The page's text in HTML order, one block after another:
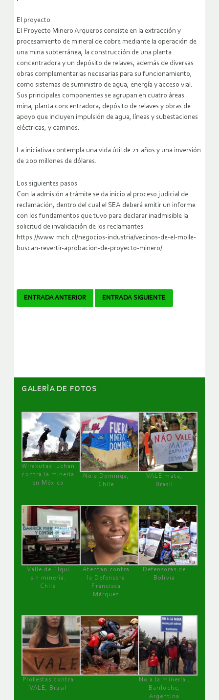
El proyecto
El Proyecto Minero Arqueros consiste en la extracción y
procesamiento de mineral de cobre mediante la operación de
una mina subterránea, la construcción de una planta
concentradora y un depósito de relaves, además de diversas
obras complementarias necesarias para su funcionamiento,
como sistemas de suministro de agua, energía y acceso vial.
Sus principales componentes se agrupan en cuatro áreas:
mina, planta concentradora, depósito de relaves y obras de
apoyo que incluyen impulsión de agua, líneas y subestaciones
eléctricas, y caminos.
La iniciativa contempla una vida útil de 21 años y una inversión
de 200 millones de dólares.
Los siguientes pasos
Con la admisión a trámite se da inicio al proceso judicial de
reclamación, dentro del cual el SEA deberá emitir un informe
con los fundamentos que tuvo para declarar inadmisible la
solicitud de invalidación de los reclamantes.
https://www.mch.cl/negocios-industria/vecinos-de-el-molle-
buscan-revertir-aprobacion-de-proyecto-minero/
Navegador
ENTRADA ANTERIOR ENTRADA SIGUIENTE
GALERÌA DE FOTOS
Wirakutas luchan
contra la minería
en México
No a Dominga,
Chile
VALE mata,
Brasil
Valle de Elqui
sin minería.
Chile
Atentan contra
la Defensora
Francisca
Márquez
Defensoras de
Bolivia
Protestas contra
VALE, Brasil
No a la minería ,
Bariloche,
Argentina